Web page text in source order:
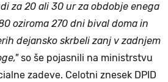
za 20 ali 30 ur za obdobje enega
oziroma 270 dni bival doma in
dejansko skrbeli zanj v zadnjem
so še pojasnili na ministrstvu
zadeve. Celotni znesek DPID